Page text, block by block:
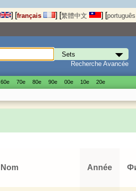
] [français ] [繁體中文 ] [português
Recherche Avancée
60е 70е 80е 90е 00е 10е 20е
Nom Année